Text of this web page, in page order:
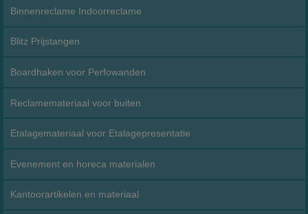
Binnenreclame Indoorreclame
Blitz Prijstangen
Boardhaken voor Perfowanden
Reclamemateriaal voor buiten
Etalagemateriaal voor Etalagepresentatie
Evenement en horeca materialen
Kantoorartikelen en materiaal